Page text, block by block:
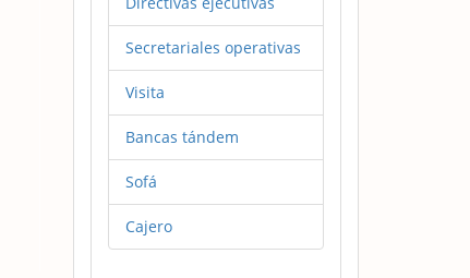
Secretariales operativas
Visita
Bancas tándem
Sofá
Cajero